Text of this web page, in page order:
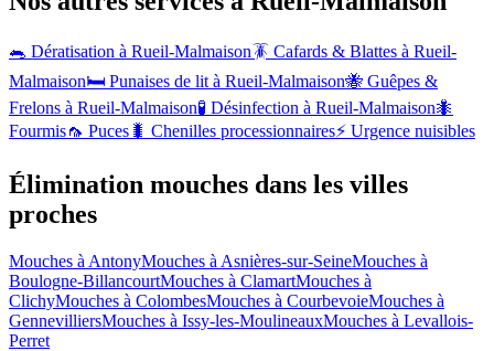
🐀 Dératisation à Rueil-Malmaison🪳 Cafards & Blattes à Rueil-
Malmaison🛏️ Punaises de lit à Rueil-Malmaison🐝 Guêpes &
Frelons à Rueil-Malmaison🧪 Désinfection à Rueil-Malmaison🐜
Fourmis🦟 Puces 🐛 Chenilles processionnaires⚡ Urgence nuisibles
Élimination mouches dans les villes
proches
Mouches à AntonyMouches à Asnières-sur-SeineMouches à
Boulogne-BillancourtMouches à ClamartMouches à
ClichyMouches à ColombesMouches à CourbevoieMouches à
GennevilliersMouches à Issy-les-MoulineauxMouches à Levallois-
Perret